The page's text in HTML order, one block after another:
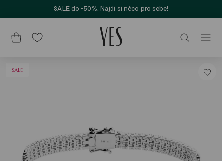
SALE do -50%. Najdi si něco pro sebe!
SALE